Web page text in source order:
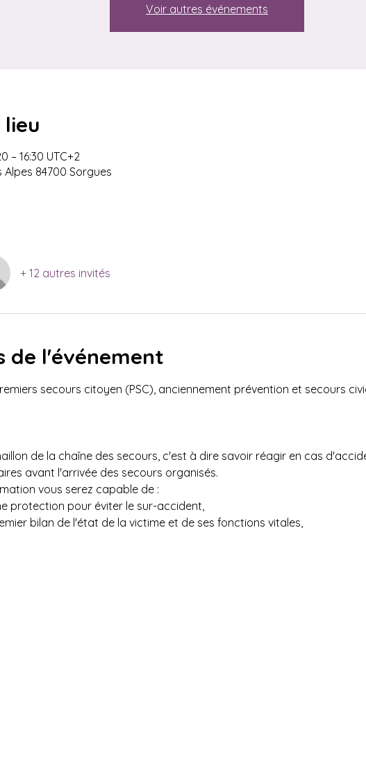
Voir autres événements
– 16:30 UTC+2
Alpes 84700 Sorgues
+ 12 autres invités
de l'événement
secours citoyen (PSC), anciennement prévention et secours
de la chaîne des secours, c'est à dire savoir réagir en cas
avant l'arrivée des secours organisés.
vous serez capable de :
protection pour éviter le sur-accident,
bilan de l'état de la victime et de ses fonctions vitales,